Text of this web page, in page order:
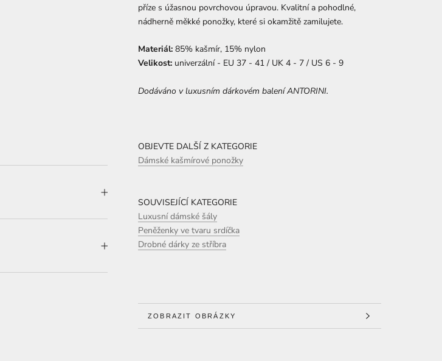
příze s úžasnou povrchovou úpravou. Kvalitní a pohodlné,
nádherně měkké ponožky, které si okamžitě zamilujete.
Materiál: 85% kašmír, 15% nylon
Velikost: univerzální - EU 37 - 41 / UK 4 - 7 / US 6 - 9
Dodáváno v luxusním dárkovém balení ANTORINI.
OBJEVTE DALŠÍ Z KATEGORIE
Dámské kašmírové ponožky
SOUVISEJÍCÍ KATEGORIE
Luxusní dámské šály
Peněženky ve tvaru srdíčka
Drobné dárky ze stříbra
VÍCE INFORMACÍ
ZOBRAZIT OBRÁZKY